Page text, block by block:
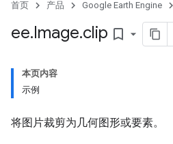
首页 产品 Google Earth Engine
ee.Image.clip bookmark_border
本页内容
示例
将图片裁剪为几何图形或要素。